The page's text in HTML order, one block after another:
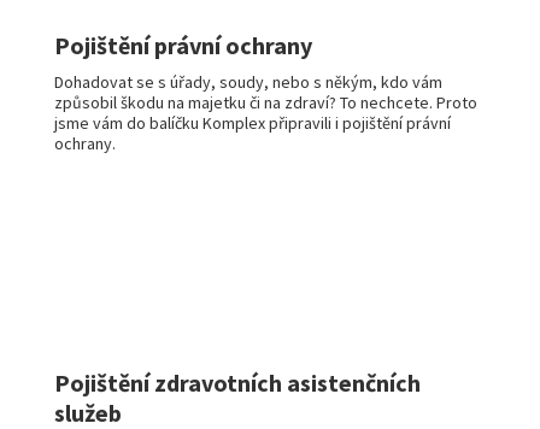
Pojištění právní ochrany
Dohadovat se s úřady, soudy, nebo s někým, kdo vám
způsobil škodu na majetku či na zdraví? To nechcete. Proto
jsme vám do balíčku Komplex připravili i pojištění právní
ochrany.
Pojištění zdravotních asistenčních
služeb